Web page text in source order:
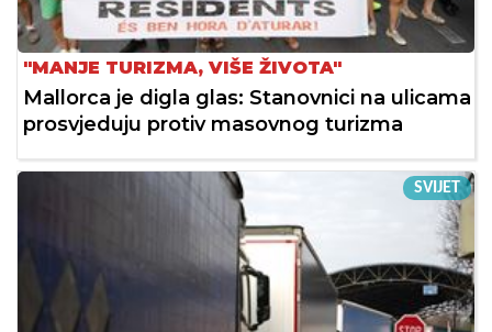
"MANJE TURIZMA, VIŠE ŽIVOTA"
Mallorca je digla glas: Stanovnici na ulicama
prosvjeduju protiv masovnog turizma
SVIJET